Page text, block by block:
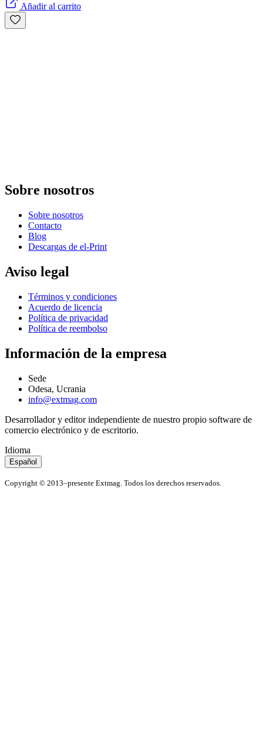
Añadir al carrito
Sobre nosotros
Sobre nosotros
Contacto
Blog
Descargas de el-Print
Aviso legal
Términos y condiciones
Acuerdo de licencia
Política de privacidad
Política de reembolso
Información de la empresa
Sede
Odesa, Ucrania
info@extmag.com
Desarrollador y editor independiente de nuestro propio software de
comercio electrónico y de escritorio.
Idioma
Español
Copyright © 2013–presente Extmag. Todos los derechos reservados.